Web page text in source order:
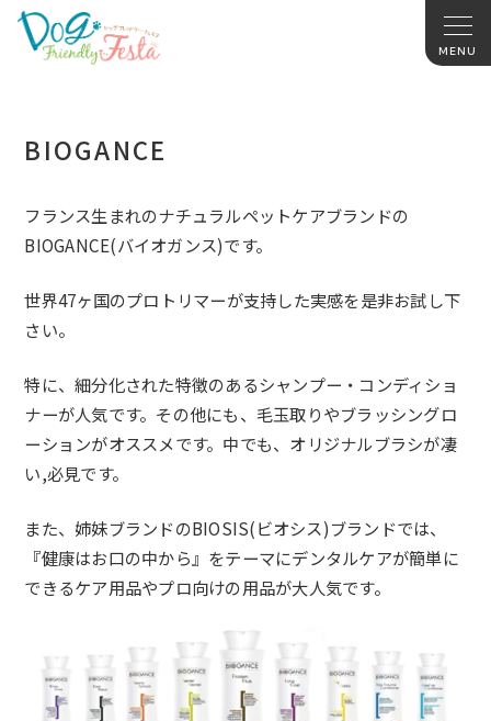
BIOGANCE
フランス生まれのナチュラルペットケアブランドの
BIOGANCE(バイオガンス)です。
世界47ヶ国のプロトリマーが支持した実感を是非お試し下
さい。
特に、細分化された特徴のあるシャンプー・コンディショ
ナーが人気です。その他にも、毛玉取りやブラッシングロ
ーションがオススメです。中でも、オリジナルブラシが凄
い,必見です。
また、姉妹ブランドのBIOSIS(ビオシス)ブランドでは、
『健康はお口の中から』をテーマにデンタルケアが簡単に
できるケア用品やプロ向けの用品が大人気です。